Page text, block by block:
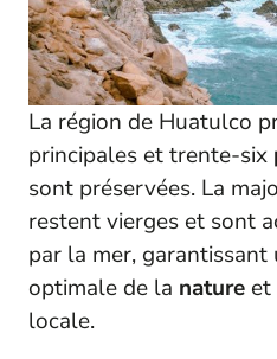
La région de Huatulco
principales et trente-six
sont préservées. La
restent vierges et sont
par la mer, garantissant
optimale de la nature et
locale.